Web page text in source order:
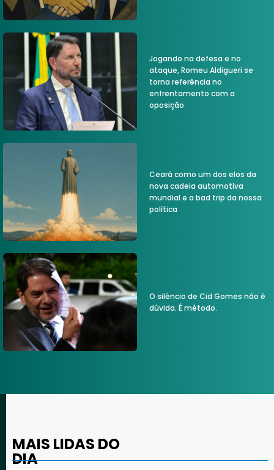
Jogando na defesa e no
ataque, Romeu Aldigueri se
torna referência no
enfrentamento com a
oposição
Ceará como um dos elos da
nova cadeia automotiva
mundial e a bad trip da nossa
política
O silêncio de Cid Gomes não é
dúvida. É método.
MAIS LIDAS DO
DIA